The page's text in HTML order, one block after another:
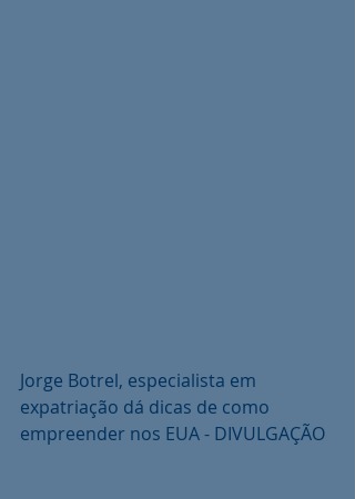
Jorge Botrel, especialista em
expatriação dá dicas de como
empreender nos EUA - DIVULGAÇÃO